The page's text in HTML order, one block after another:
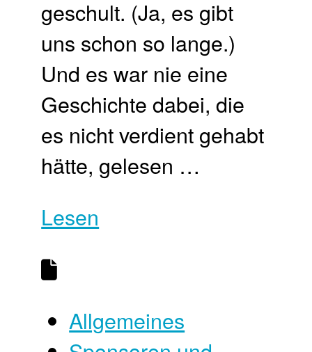
geschult. (Ja, es gibt
uns schon so lange.)
Und es war nie eine
Geschichte dabei, die
es nicht verdient gehabt
hätte, gelesen …
Lesen
Allgemeines